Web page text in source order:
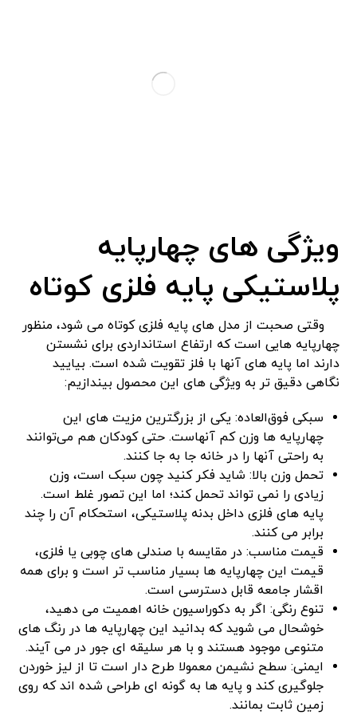
ویژگی ‌های چهارپایه
پلاستیکی پایه فلزی کوتاه
وقتی صحبت از مدل ‌های پایه فلزی کوتاه می ‌شود، منظور
چهارپایه‌ هایی است که ارتفاع استانداردی برای نشستن
دارند اما پایه ‌های آنها با فلز تقویت شده است. بیایید
نگاهی دقیق‌ تر به ویژگی ‌های این محصول بیندازیم:
سبکی فوق‌العاده: یکی از بزرگترین مزیت‌ های این
چهارپایه ‌ها وزن کم آنهاست. حتی کودکان هم می‌توانند
به راحتی آنها را در خانه جا به ‌جا کنند.
تحمل وزن بالا: شاید فکر کنید چون سبک است، وزن
زیادی را نمی ‌تواند تحمل کند؛ اما این تصور غلط است.
پایه‌ های فلزی داخل بدنه پلاستیکی، استحکام آن را چند
برابر می ‌کنند.
قیمت مناسب: در مقایسه با صندلی ‌های چوبی یا فلزی،
قیمت این چهارپایه ‌ها بسیار مناسب ‌تر است و برای همه
اقشار جامعه قابل دسترسی است.
تنوع رنگی: اگر به دکوراسیون خانه اهمیت می ‌دهید،
خوشحال می‌ شوید که بدانید این چهارپایه ‌ها در رنگ ‌های
متنوعی موجود هستند و با هر سلیقه ‌ای جور در می‌ آیند.
ایمنی: سطح نشیمن معمولا طرح ‌دار است تا از لیز خوردن
جلوگیری کند و پایه ‌ها به گونه ‌ای طراحی شده ‌اند که روی
زمین ثابت بمانند.